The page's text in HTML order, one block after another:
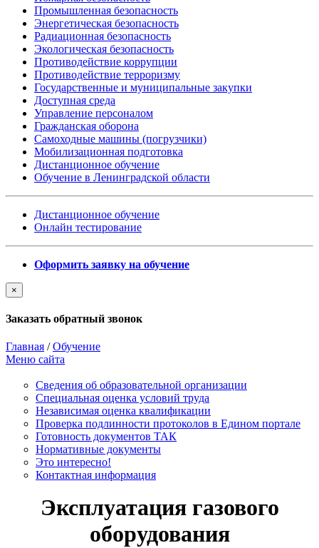
Промышленная безопасность
Энергетическая безопасность
Радиационная безопасность
Экологическая безопасность
Противодействие коррупции
Противодействие терроризму
Государственные и муниципальные закупки
Доступная среда
Управление персоналом
Гражданская оборона
Самоходные машины (погрузчики)
Мобилизационная подготовка
Дистанционное обучение
Обучение в Ленинградской области
Дистанционное обучение
Онлайн тестирование
Оформить заявку на обучение
×
Заказать обратный звонок
Главная /Обучение
Меню сайта
Сведения об образовательной организации
Cпециальная оценка условий труда
Независимая оценка квалификации
Проверка подлинности протоколов в Едином портале
Готовность документов ТАК
Нормативные документы
Это интересно!
Контактная информация
Эксплуатация газового
оборудования